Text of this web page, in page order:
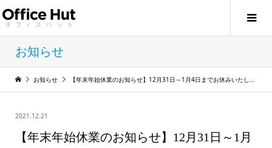
お知らせ
お知らせ 【年末年始休業のお知らせ】12月31日～1月4日までお休みいたします。
2021.12.21
【年末年始休業のお知らせ】12月31日～1月